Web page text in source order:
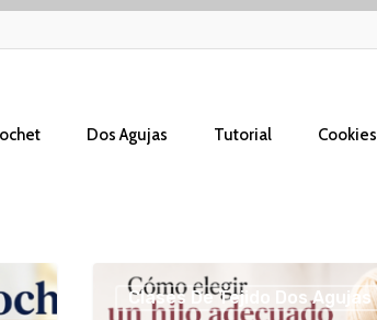
Dos Agujas Tutorial Cookies
Cómo
elegirClases De Tejido Dos Agujas